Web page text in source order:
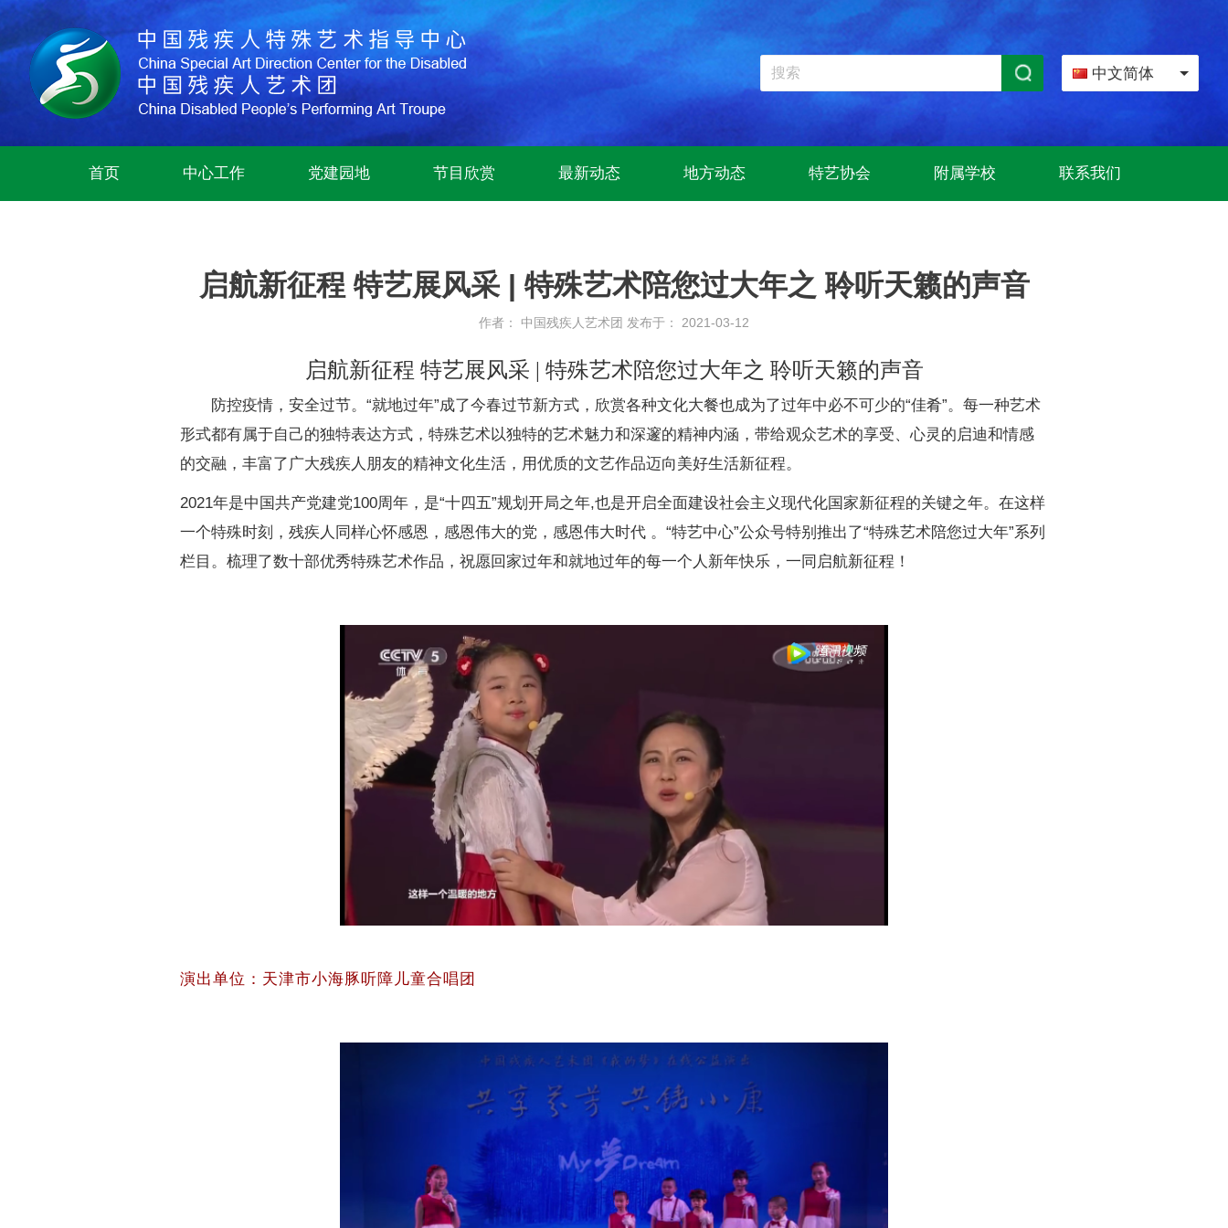
中文简体
首页 中心工作 党建园地 节目欣赏 最新动态 地方动态 特艺协会 附属学校 联系我们
启航新征程 特艺展风采 | 特殊艺术陪您过大年之 聆听天籁的声音
作者： 中国残疾人艺术团 发布于： 2021-03-12
启航新征程 特艺展风采 | 特殊艺术陪您过大年之 聆听天籁的声音
防控疫情，安全过节。“就地过年”成了今春过节新方式，欣赏各种文化大餐也成为了过年中必不可少的“佳肴”。每一种艺术
形式都有属于自己的独特表达方式，特殊艺术以独特的艺术魅力和深邃的精神内涵，带给观众艺术的享受、心灵的启迪和情感
的交融，丰富了广大残疾人朋友的精神文化生活，用优质的文艺作品迈向美好生活新征程。
2021年是中国共产党建党100周年，是“十四五”规划开局之年,也是开启全面建设社会主义现代化国家新征程的关键之年。在这样
一个特殊时刻，残疾人同样心怀感恩，感恩伟大的党，感恩伟大时代 。“特艺中心”公众号特别推出了“特殊艺术陪您过大年”系列
栏目。梳理了数十部优秀特殊艺术作品，祝愿回家过年和就地过年的每一个人新年快乐，一同启航新征程！
演出单位：天津市小海豚听障儿童合唱团